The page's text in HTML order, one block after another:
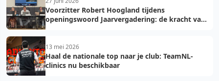
Voorzitter Robert Hoogland tijdens
openingswoord Jaarvergadering: de kracht van
13 mei 2026
Haal de nationale top naar je club: TeamNL-
clinics nu beschikbaar